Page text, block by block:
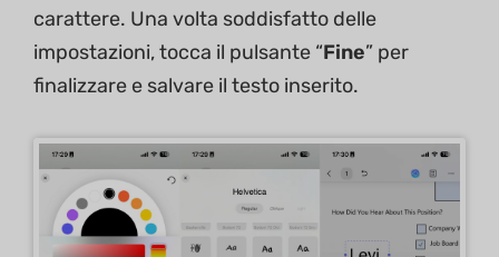
carattere. Una volta soddisfatto delle
impostazioni, tocca il pulsante “Fine” per
finalizzare e salvare il testo inserito.